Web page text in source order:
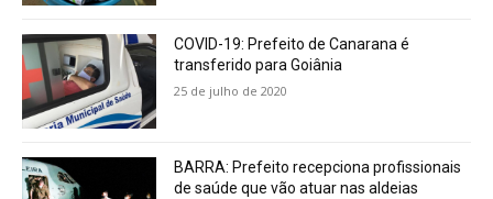
COVID-19: Prefeito de Canarana é
transferido para Goiânia
25 de julho de 2020
BARRA: Prefeito recepciona profissionais
de saúde que vão atuar nas aldeias